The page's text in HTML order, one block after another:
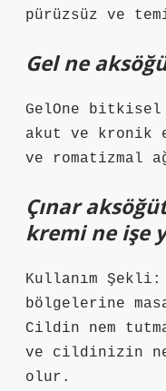
pürüzsüz ve
Gel ne
GelOne
akut ve kronik
ve romatizmal
Çınar
kremi ne işe
Kullanım
bölgelerine
Cildin nem
ve cildinizin
olur.